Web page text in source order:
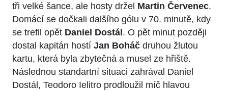
tři velké šance, ale hosty držel Martin Červenec.
Domácí se dočkali dalšího gólu v 70. minutě, kdy
se trefil opět Daniel Dostál . O pět minut později
dostal kapitán hostí Jan Boháč druhou žlutou
kartu, která byla zbytečná a musel ze hřiště.
Následnou standartní situaci zahrával Daniel
Dostál, Teodoro Ielitro prodloužil míč hlavou